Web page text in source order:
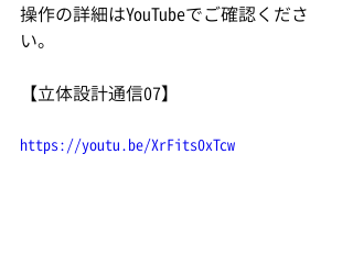
操作の詳細はYouTubeでご確認くださ
い。
【立体設計通信07】
https://youtu.be/XrFits0xTcw